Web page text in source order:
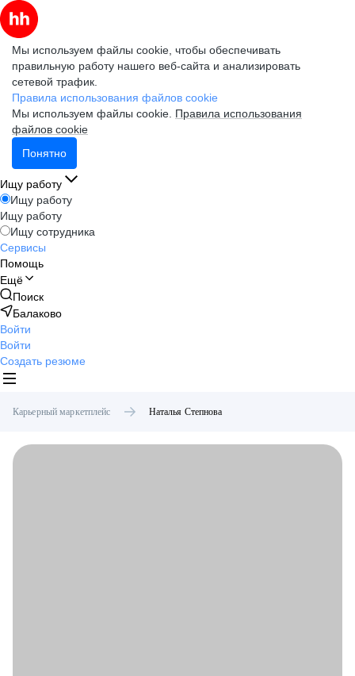
Мы используем файлы cookie, чтобы обеспечивать
правильную работу нашего веб-сайта и анализировать
сетевой трафик.
Правила использования файлов cookie
Мы используем файлы cookie. Правила использования
файлов cookie
Понятно
Ищу работу
Ищу работу
Ищу работу
Ищу сотрудника
Сервисы
Помощь
Ещё
Поиск
Балаково
Войти
Войти
Создать резюме
Карьерный маркетплейс Наталья Степнова